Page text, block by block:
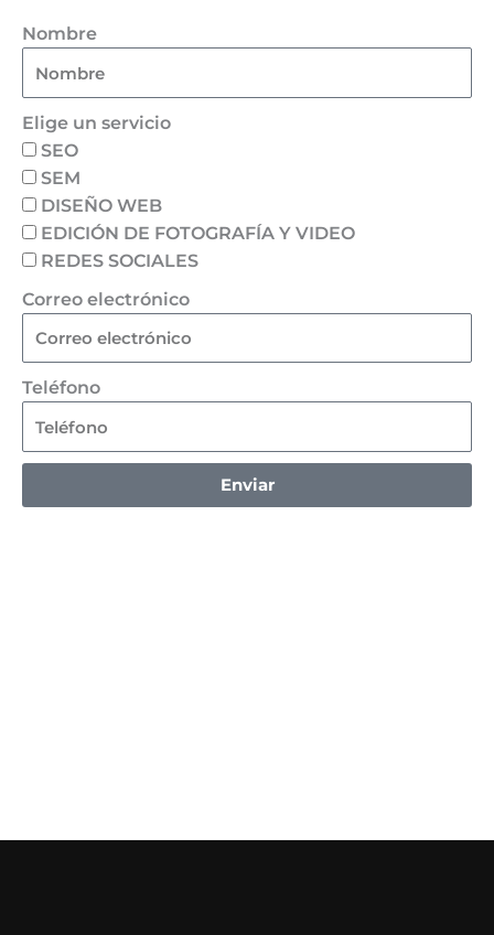
Nombre
Elige un servicio
SEO
SEM
DISEÑO WEB
EDICIÓN DE FOTOGRAFÍA Y VIDEO
REDES SOCIALES
Correo electrónico
Teléfono
Enviar